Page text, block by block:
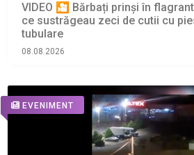
VIDEO 🎦 Bărbați prinși în
ce sustrăgeau zeci de cutii cu
tubulare
08.08.2026
EVENIMENT